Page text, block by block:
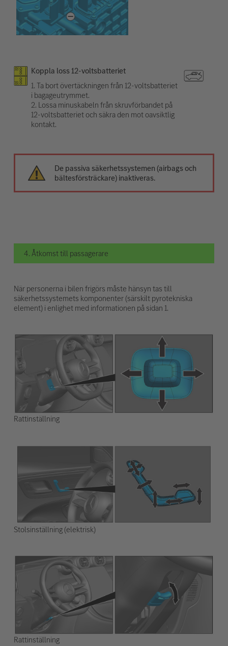
Koppla loss 12-voltsbatteriet
1. Ta bort övertäckningen från 12-voltsbatteriet
i bagageutrymmet.
2. Lossa minuskabeln från skruvförbandet på
12-voltsbatteriet och säkra den mot oavsiktlig
kontakt.
De passiva säkerhetssystemen (airbags och
bältesförsträckare) inaktiveras.
4. Åtkomst till passagerare
När personerna i bilen frigörs måste hänsyn tas till
säkerhetssystemets komponenter (särskilt pyrotekniska
element) i enlighet med informationen på sidan 1.
Rattinställning
Stolsinställning (elektrisk)
Rattinställning